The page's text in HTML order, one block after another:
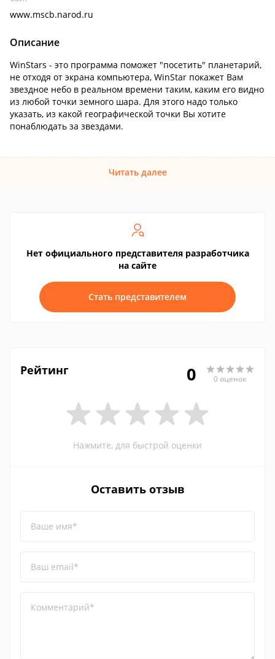
www.mscb.narod.ru
Описание
WinStars - это программа поможет "посетить" планетарий,
не отходя от экрана компьютера, WinStar покажет Вам
звездное небо в реальном времени таким, каким его видно
из любой точки земного шара. Для этого надо только
указать, из какой географической точки Вы хотите
понаблюдать за звездами.
Читать далее
Нет официального представителя разработчика
на сайте
Стать представителем
Рейтинг 0 0 оценок
Нажмите, для быстрой оценки
Оставить отзыв
Ваше имя*
Ваш email*
Комментарий*